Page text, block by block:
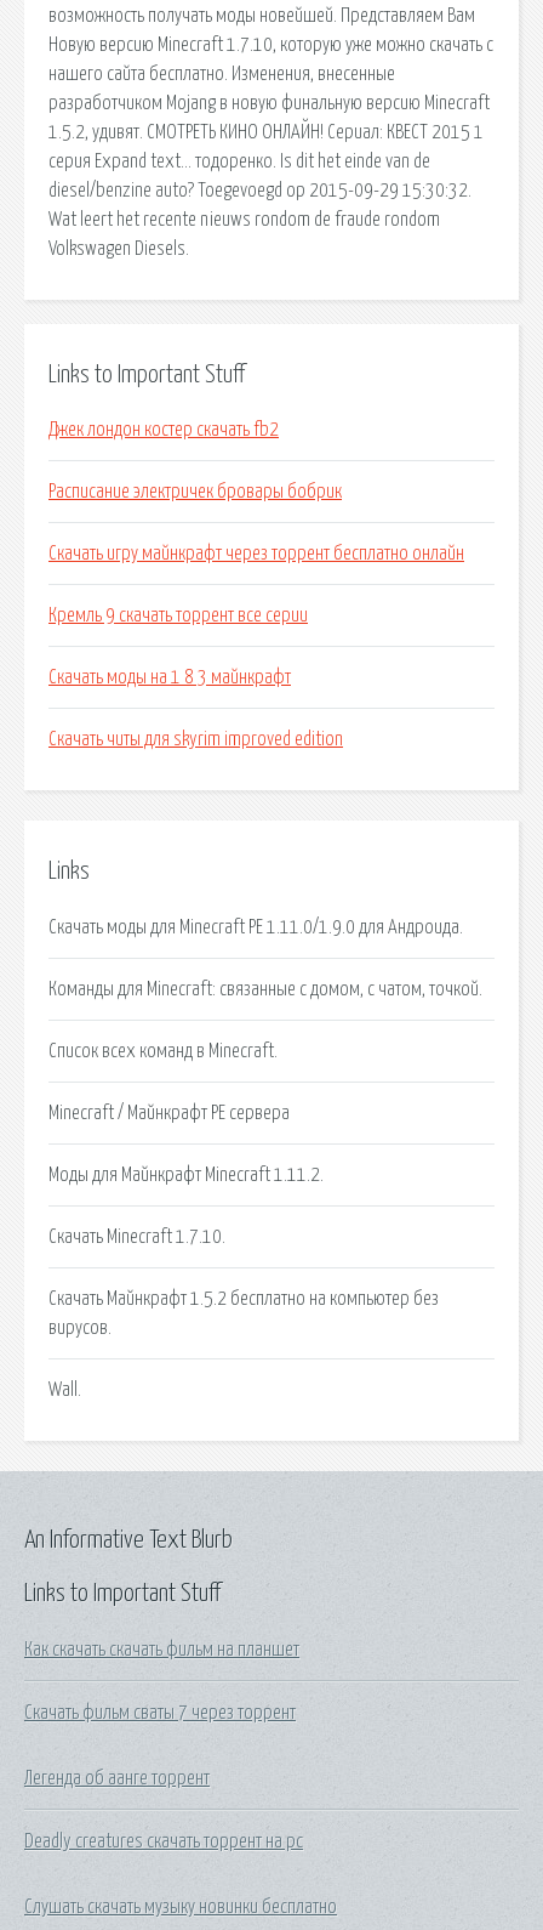
возможность получать моды новейшей. Представляем Вам
Новую версию Minecraft 1.7.10, которую уже можно скачать с
нашего сайта бесплатно. Изменения, внесенные
разработчиком Mojang в новую финальную версию Minecraft
1.5.2, удивят. СМОТРЕТЬ КИНО ОНЛАЙН! Сериал: КВЕСТ 2015 1
серия Expand text… тодоренко. Is dit het einde van de
diesel/benzine auto? Toegevoegd op 2015-09-29 15:30:32.
Wat leert het recente nieuws rondom de fraude rondom
Volkswagen Diesels.
Links to Important Stuff
Джек лондон костер скачать fb2
Расписание электричек бровары бобрик
Скачать игру майнкрафт через торрент бесплатно онлайн
Кремль 9 скачать торрент все серии
Скачать моды на 1 8 3 майнкрафт
Скачать читы для skyrim improved edition
Links
Скачать моды для Minecraft PE 1.11.0/1.9.0 для Андроида.
Команды для Minecraft: связанные с домом, с чатом, точкой.
Список всех команд в Minecraft.
Minecraft / Майнкрафт PE сервера
Моды для Майнкрафт Minecraft 1.11.2.
Скачать Minecraft 1.7.10.
Скачать Майнкрафт 1.5.2 бесплатно на компьютер без
вирусов.
Wall.
Links to Important Stuff
Как скачать скачать фильм на планшет
Скачать фильм сваты 7 через торрент
Легенда об аанге торрент
Deadly creatures скачать торрент на pc
Слушать скачать музыку новинки бесплатно
An Informative Text Blurb